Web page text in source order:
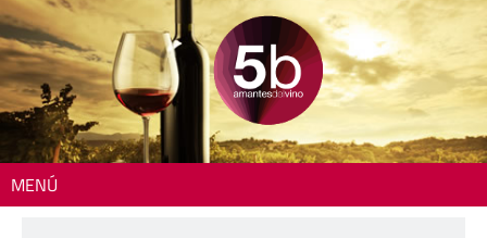
MENÚ